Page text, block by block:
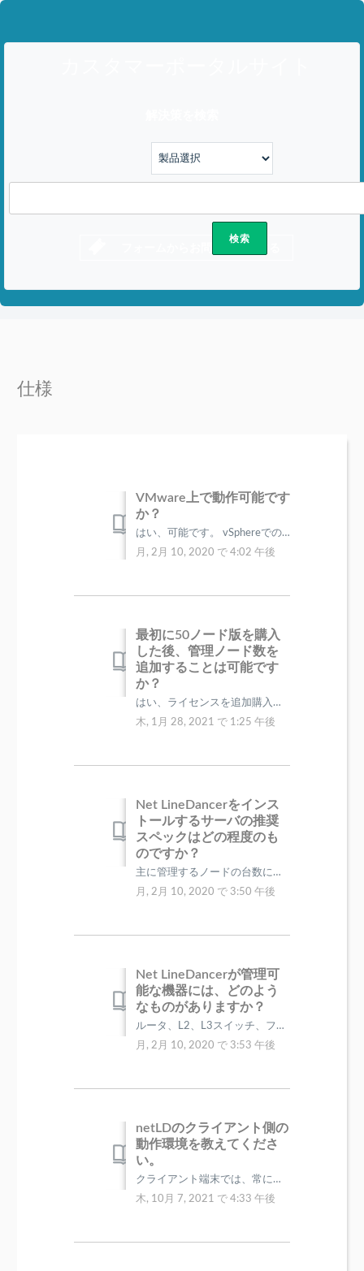
仕様
VMware上で動作可能です
か？
はい、可能です。 vSphereでの運用実績がございます。 詳細に関しては下記弊社サイトまでお問い合わせ下さい。 https://lvijp.fr...
月, 2月 10, 2020 で 4:02 午後
最初に50ノード版を購入
した後、管理ノード数を
追加することは可能です
か？
はい、ライセンスを追加購入して頂く事で可能です。 また、追加購入時には以下の特典がございます。 年間サポート費用免除 ●条件として2回目購入...
木, 1月 28, 2021 で 1:25 午後
Net LineDancerをインス
トールするサーバの推奨
スペックはどの程度のも
のですか？
主に管理するノードの台数によって、必要なスペックが変わってきます。 下記ページをご参照下さい。 https://www.lvi.co.jp/NetL...
月, 2月 10, 2020 で 3:50 午後
Net LineDancerが管理可
能な機器には、どのよう
なものがありますか？
ルータ、L2、L3スイッチ、ファイアウォール、無線APが主な対応機器となります。 下記の対応表をご確認下さい。 【サポートデバイス対応表】 ...
月, 2月 10, 2020 で 3:53 午後
netLDのクライアント側の
動作環境を教えてくださ
い。
クライアント端末では、常に最新のブラウザをご利用頂く事を推奨致します。 尚、必要条件は以下となります。 ブラウザ: Google Ch...
木, 10月 7, 2021 で 4:33 午後